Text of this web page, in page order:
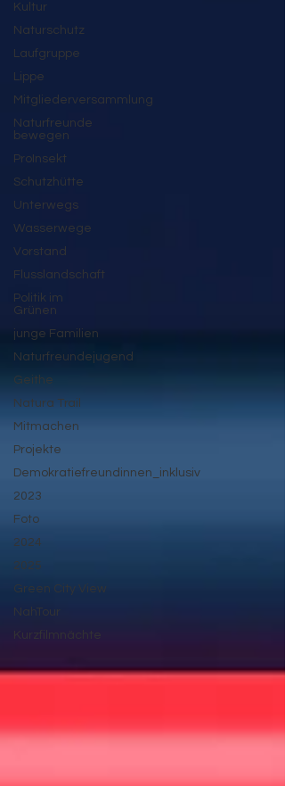
Kultur
Naturschutz
Laufgruppe
Lippe
Mitgliederversammlung
Naturfreunde
bewegen
ProInsekt
Schutzhütte
Unterwegs
Wasserwege
Vorstand
Flusslandschaft
Politik im
Grünen
junge Familien
Naturfreundejugend
Geithe
Natura Trail
Mitmachen
Projekte
Demokratiefreundinnen_inklusiv
2023
Foto
2024
2025
Green City View
NahTour
Kurzfilmnächte